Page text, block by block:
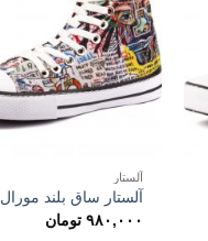
آلستار
آلستار ساق بلند مورال
۹۸۰,۰۰۰ تومان